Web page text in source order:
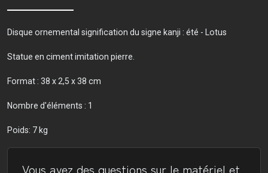
Disque ornemental signification du signe kanji : été - Lotus
Statue en ciment imitation pierre.
Format : 38 x 2,5 x 38 cm
Nombre d'éléments : 1
Poids: 7 kg
Vous avez des questions sur le matériel et